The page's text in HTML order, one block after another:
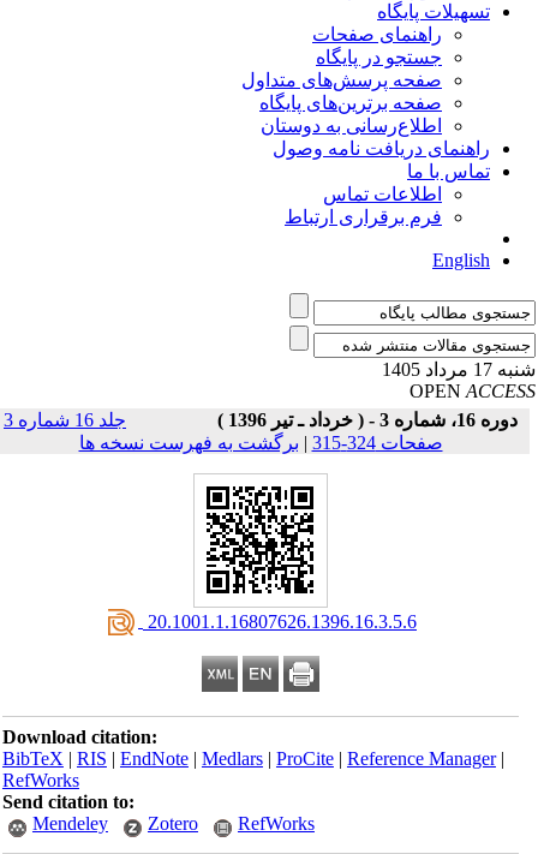
تسهیلات پایگاه
راهنمای صفحات
جستجو در پایگاه
صفحه پرسش‌های متداول
صفحه برترین‌های پایگاه
اطلاع‌رسانی به دوستان
راهنمای دریافت نامه وصول
تماس با ما
اطلاعات تماس
فرم برقراری ارتباط
English
مرداد 1405
OPEN
دوره 16، شماره 3 - ( خرداد ـ تیر 1396 )
جلد 16 شماره 3
صفحات 324-315
|برگشت به فهرست نسخه ها
‎ 20.1001.1.16807626.1396.16.3.5.6
Download citation:
BibTeX|RIS|EndNote|Medlars|ProCite|Reference Manager
RefWorks
Send citation to:
Mendeley
Zotero RefWorks